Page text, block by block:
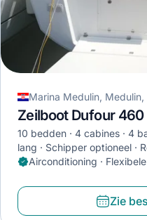
Marina Medulin, Medulin,
Zeilboot Dufour 460
10 bedden 4 cabines 4
lang
Schipper optioneel
Airconditioning ·
Zie